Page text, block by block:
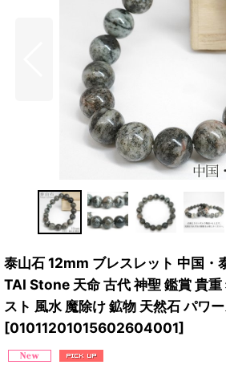
泰山石 12mm ブレスレット 中国
TAI Stone 天命 古代 神聖 鑑賞 貴重
スト 風水 魔除け 鉱物 天然石 パワ
[01011201015602604001]